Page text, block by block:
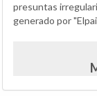
presuntas
generado por